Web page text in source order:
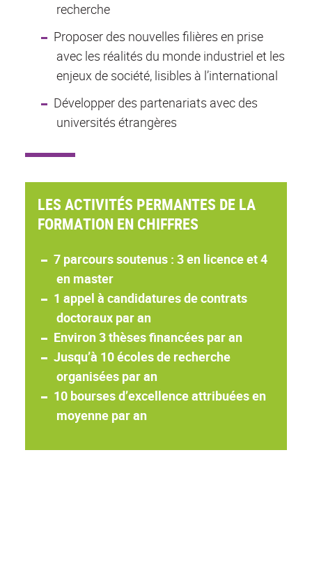
recherche
Proposer des nouvelles filières en prise
avec les réalités du monde industriel et les
enjeux de société, lisibles à l’international
Développer des partenariats avec des
universités étrangères
LES ACTIVITÉS PERMANTES DE LA
FORMATION EN CHIFFRES
7 parcours soutenus : 3 en licence et 4
en master
1 appel à candidatures de contrats
doctoraux par an
Environ 3 thèses financées par an
Jusqu’à 10 écoles de recherche
organisées par an
10 bourses d’excellence attribuées en
moyenne par an